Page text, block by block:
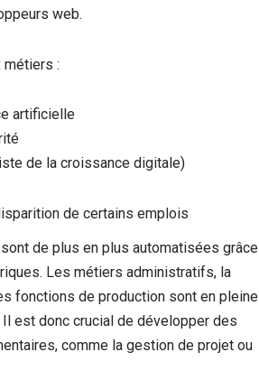
web.
métiers :
artificielle
de la croissance digitale)
de certains emplois
de plus en plus automatisées grâce
Les métiers administratifs, la
fonctions de production sont en pleine
est donc crucial de développer des
comme la gestion de projet ou